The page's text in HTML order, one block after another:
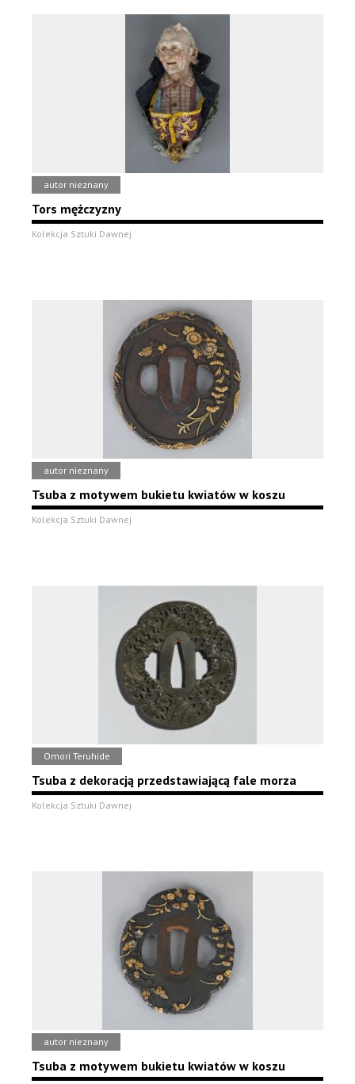
autor nieznany
Tors mężczyzny
Kolekcja Sztuki Dawnej
autor nieznany
Tsuba z motywem bukietu kwiatów w koszu
Kolekcja Sztuki Dawnej
Omori Teruhide
Tsuba z dekoracją przedstawiającą fale morza
Kolekcja Sztuki Dawnej
autor nieznany
Tsuba z motywem bukietu kwiatów w koszu